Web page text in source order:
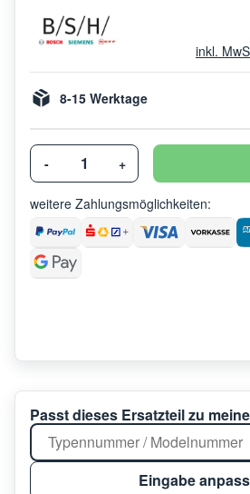
inkl.
8-15 Werktage
- +
weitere Zahlungsmöglichkeiten:
Passt dieses Ersatzteil zu
Eingabe